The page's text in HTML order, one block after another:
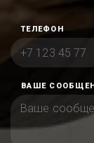
ТЕЛЕФОН
ВАШЕ